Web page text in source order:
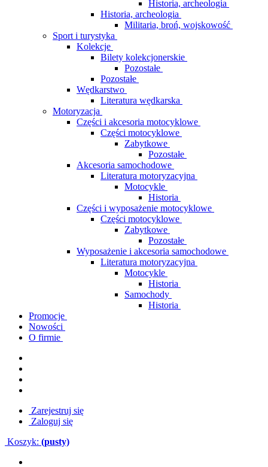
Historia, archeologia
Historia, archeologia
Militaria, broń, wojskowość
Sport i turystyka
Kolekcje
Bilety kolekcjonerskie
Pozostałe
Pozostałe
Wędkarstwo
Literatura wędkarska
Motoryzacja
Części i akcesoria motocyklowe
Części motocyklowe
Zabytkowe
Pozostałe
Akcesoria samochodowe
Literatura motoryzacyjna
Motocykle
Historia
Części i wyposażenie motocyklowe
Części motocyklowe
Zabytkowe
Pozostałe
Wyposażenie i akcesoria samochodowe
Literatura motoryzacyjna
Motocykle
Historia
Samochody
Historia
Promocje
Nowości
O firmie
Zarejestruj się
Zaloguj się
Koszyk: (pusty)